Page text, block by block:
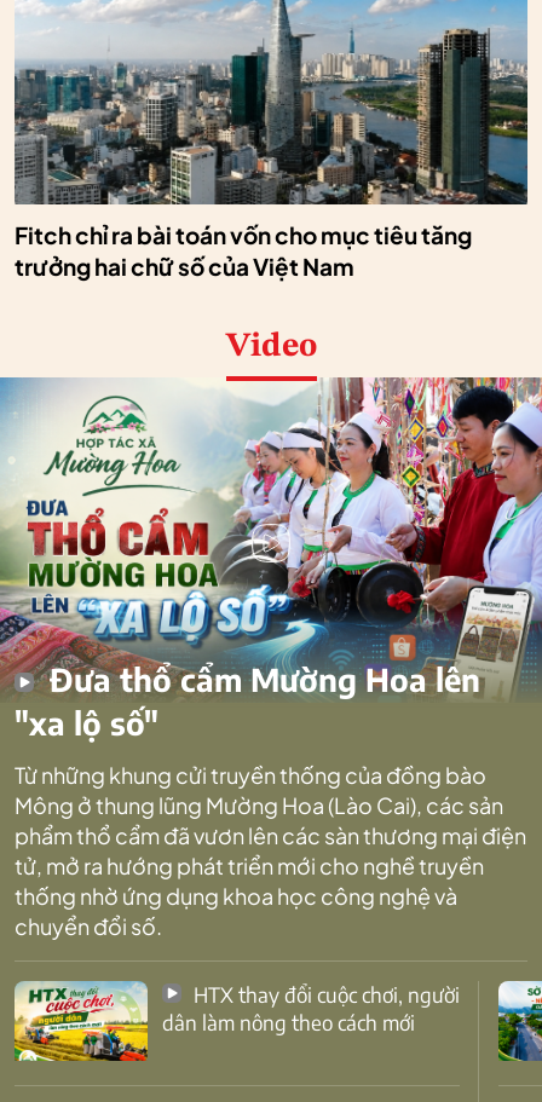
Fitch chỉ ra bài toán vốn cho mục tiêu tăng
trưởng hai chữ số của Việt Nam
Video
Đưa thổ cẩm Mường Hoa lên
"xa lộ số"
Từ những khung cửi truyền thống của đồng bào
Mông ở thung lũng Mường Hoa (Lào Cai), các sản
phẩm thổ cẩm đã vươn lên các sàn thương mại điện
tử, mở ra hướng phát triển mới cho nghề truyền
thống nhờ ứng dụng khoa học công nghệ và
chuyển đổi số.
dân làm nông theo cách mới